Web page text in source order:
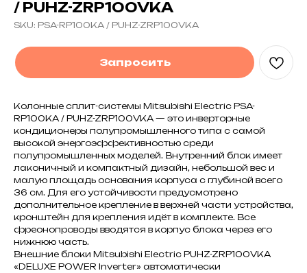
/ PUHZ-ZRP100VKA
SKU: PSA-RP100KA / PUHZ-ZRP100VKA
Запросить
Колонные сплит-системы Mitsubishi Electric PSA-
RP100KA / PUHZ-ZRP100VKA — это инверторные
кондиционеры полупромышленного типа с самой
высокой энергоэффективностью среди
полупромышленных моделей. Внутренний блок имеет
лаконичный и компактный дизайн, небольшой вес и
малую площадь основания корпуса с глубиной всего
36 см. Для его устойчивости предусмотрено
дополнительное крепление в верхней части устройства,
кронштейн для крепления идёт в комплекте. Все
фреонопроводы вводятся в корпус блока через его
нижнюю часть.
Внешние блоки Mitsubishi Electric PUHZ-ZRP100VKA
«DELUXE POWER Inverter» автоматически